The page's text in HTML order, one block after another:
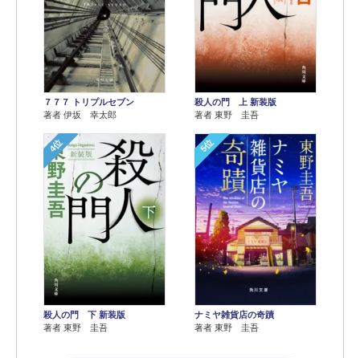
７７７ トリプルセブン
著者 伊坂 幸太郎
殺人の門 上 新装版
著者 東野 圭吾
4位
殺人の門 下 新装版
著者 東野 圭吾
5位
ナミヤ雑貨店の奇蹟
著者 東野 圭吾